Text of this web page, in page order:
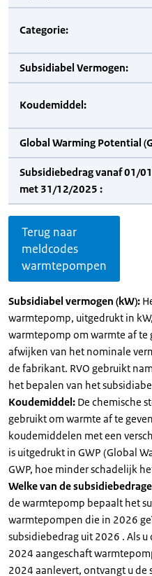
Categorie:
Subsidiabel Vermogen:
Koudemiddel:
Global Warming Potential
Subsidiebedrag vanaf 01/
met 31/12/2025 :
Terug naar
meldcodes
warmtepompen
Subsidiabel vermogen (kW):
warmtepomp, uitgedrukt in
warmtepomp om warmte af te
afwijken van het nominale
de fabrikant. RVO gebruikt
het bepalen van het
Koudemiddel: De chemische
gebruikt om warmte af te
koudemiddelen met een
is uitgedrukt in GWP (Global
GWP, hoe minder schadelijk
Welke van de
de warmtepomp bepaalt het
warmtepompen die in 2026
subsidiebedrag uit 2026 . Als
2024 aangeschaft
2024 aanlevert, ontvangt u